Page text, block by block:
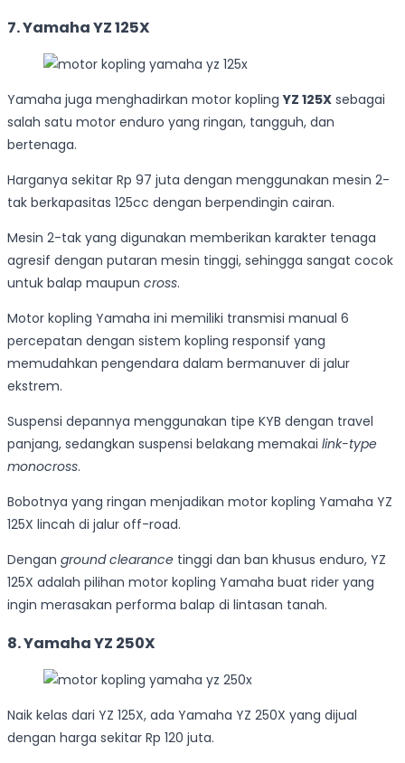
7. Yamaha YZ 125X
Yamaha juga menghadirkan motor koplingYZ 125X sebagai
salah satu motor enduro yang ringan, tangguh, dan
bertenaga.
Harganya sekitar Rp 97 juta dengan menggunakan mesin 2-
tak berkapasitas 125cc dengan berpendingin cairan.
Mesin 2-tak yang digunakan memberikan karakter tenaga
agresif dengan putaran mesin tinggi, sehingga sangat cocok
untuk balap maupun cross.
Motor kopling Yamaha ini memiliki transmisi manual 6
percepatan dengan sistem kopling responsif yang
memudahkan pengendara dalam bermanuver di jalur
ekstrem.
Suspensi depannya menggunakan tipe KYB dengan travel
panjang, sedangkan suspensi belakang memakai link-type
monocross.
Bobotnya yang ringan menjadikan motor kopling Yamaha YZ
125X lincah di jalur off-road.
Dengan ground clearance tinggi dan ban khusus enduro, YZ
125X adalah pilihan motor kopling Yamaha buat rider yang
ingin merasakan performa balap di lintasan tanah.
8. Yamaha YZ 250X
Naik kelas dari YZ 125X, ada Yamaha YZ 250X yang dijual
dengan harga sekitar Rp 120 juta.